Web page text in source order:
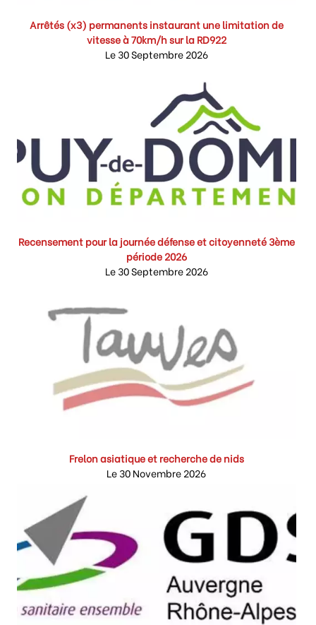
Arrêtés (x3) permanents instaurant une limitation de
vitesse à 70km/h sur la RD922
Le 30 Septembre 2026
Recensement pour la journée défense et citoyenneté 3ème
période 2026
Le 30 Septembre 2026
Frelon asiatique et recherche de nids
Le 30 Novembre 2026